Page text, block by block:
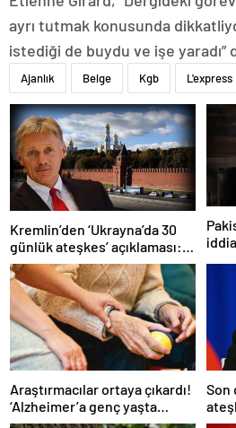
ayrı tutmak konusunda
istediği de buydu ve işe yaradı”
Ajanlık Belge Kgb L'express
Kremlin’den ‘Ukrayna’da 30
günlük ateşkes’ açıklaması:
Bunu iyice düşünmeliyiz
Araştırmacılar ortaya çıkardı!
‘Alzheimer’a genç yaşta
yakalanabilirsiniz’
Son